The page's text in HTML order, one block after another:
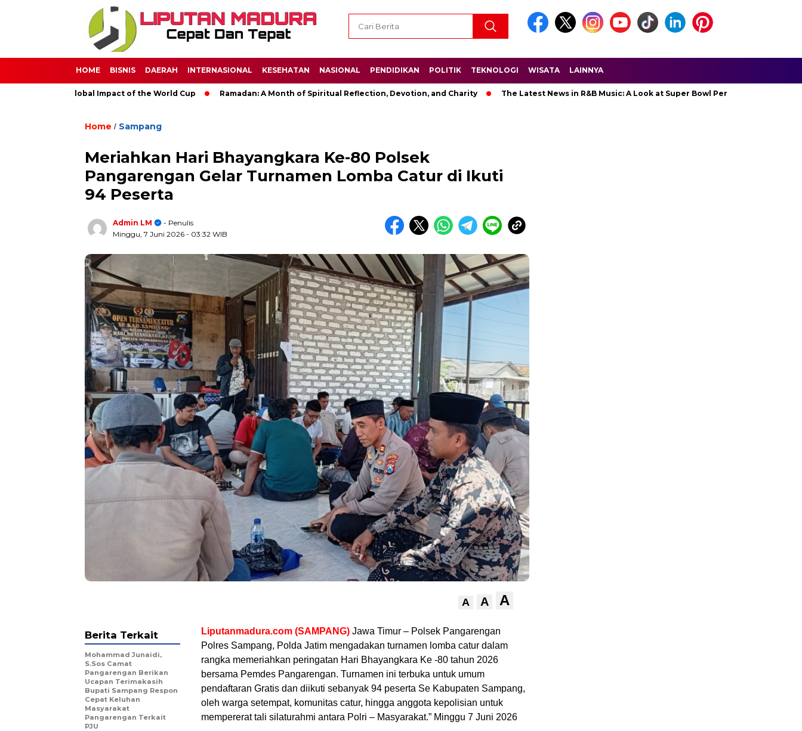
HOME BISNIS DAERAH INTERNASIONAL KESEHATAN NASIONAL PENDIDIKAN POLITIK TEKNOLOGI WISATA LAINNYA
The Global Impact of the World Cup Ramadan: A Month of Spiritual Reflection, Devotion, and Charity The Latest News in R&B Music: A Look at Super Bowl Performances, New Albums,
Home / Sampang
Meriahkan Hari Bhayangkara Ke-80 Polsek
Pangarengan Gelar Turnamen Lomba Catur di Ikuti
94 Peserta
Admin LM
- Penulis
Minggu, 7 Juni 2026 - 03:32 WIB
A A A
Liputanmadura.com (SAMPANG) Jawa Timur – Polsek Pangarengan
Polres Sampang, Polda Jatim mengadakan turnamen lomba catur dalam
rangka memeriahkan peringatan Hari Bhayangkara Ke -80 tahun 2026
bersama Pemdes Pangarengan. Turnamen ini terbuka untuk umum
pendaftaran Gratis dan diikuti sebanyak 94 peserta Se Kabupaten Sampang,
oleh warga setempat, komunitas catur, hingga anggota kepolisian untuk
mempererat tali silaturahmi antara Polri – Masyarakat.” Minggu 7 Juni 2026
Berita Terkait
Mohammad Junaidi,
S.Sos Camat
Pangarengan Berikan
Ucapan Terimakasih
Bupati Sampang Respon
Cepat Keluhan
Masyarakat
Pangarengan Terkait
PJU